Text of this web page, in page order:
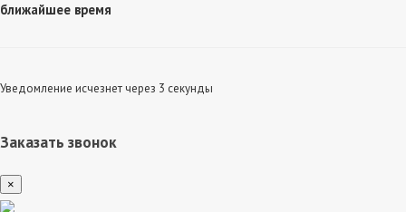
ближайшее время
Уведомление исчезнет через 3 секунды
Заказать звонок
×